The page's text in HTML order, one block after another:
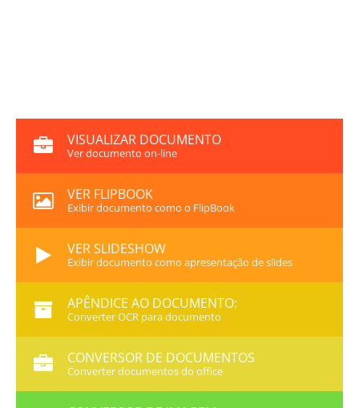
VISUALIZAR DOCUMENTO
Ver documento on-line
VER FLIPBOOK
Exibir documento como o FlipBook
VER SLIDESHOW
Exibir documento como apresentação de slides
APÊNDICE AO DOCUMENTO:
Converter OCR para documento
CONVERSOR DE DOCUMENTOS
Converter documentos do office